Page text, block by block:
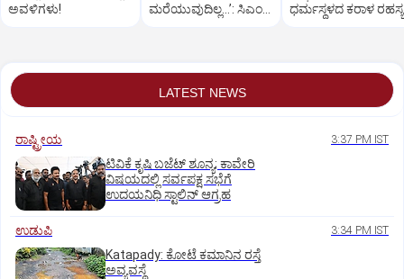
ಅವಳಿಗಳು!
ಮರೆಯುವುದಿಲ್ಲ…’: ಸಿಎಂ
ಧರ್ಮಸ್ಥಳದ‌ ಕರಾಳ ರಹಸ್ಯ
LATEST NEWS
ರಾಷ್ಟ್ರೀಯ 3:37 PM IST
ಟಿವಿಕೆ ಕೃಷಿ ಬಜೆಟ್ ಶೂನ್ಯ; ಕಾವೇರಿ
ವಿಷಯದಲ್ಲಿ ಸರ್ವಪಕ್ಷ ಸಭೆಗೆ
ಉದಯನಿಧಿ ಸ್ಟಾಲಿನ್ ಆಗ್ರಹ
ಉಡುಪಿ 3:34 PM IST
Katapady: ಕೋಟೆ ಕಮಾನಿನ ರಸ್ತೆ
ಅವ್ಯವಸ್ಥೆ